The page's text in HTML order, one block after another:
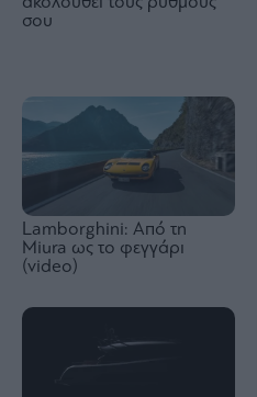
σου
Lamborghini: Από τη
Miura ως το φεγγάρι
(video)